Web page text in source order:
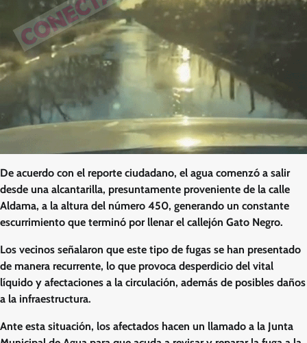
De acuerdo con el reporte ciudadano, el agua comenzó a salir
desde una alcantarilla, presuntamente proveniente de la calle
Aldama, a la altura del número 450, generando un constante
escurrimiento que terminó por llenar el callejón Gato Negro.
Los vecinos señalaron que este tipo de fugas se han presentado
de manera recurrente, lo que provoca desperdicio del vital
líquido y afectaciones a la circulación, además de posibles daños
a la infraestructura.
Ante esta situación, los afectados hacen un llamado a la Junta